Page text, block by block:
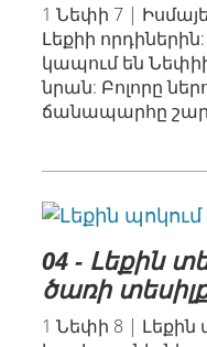
1 Նեփի 7 |
Լեքիի
կապում են
նրան: Բոլորը
ճանապարհը
04 - Լեքին
ծառի
1 Նեփի 8 | Լեքին